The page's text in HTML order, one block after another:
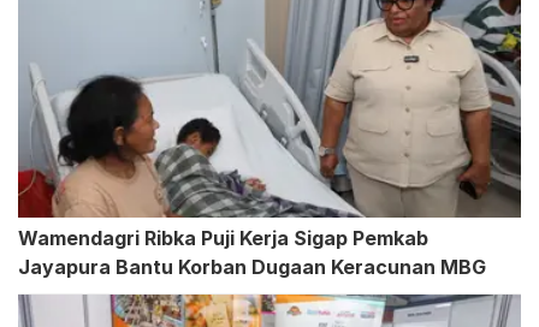
Wamendagri Ribka Puji Kerja Sigap Pemkab
Jayapura Bantu Korban Dugaan Keracunan MBG